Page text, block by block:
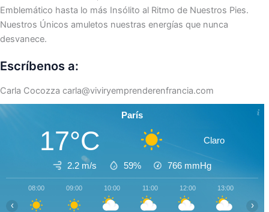
Emblemático hasta lo más Insólito al Ritmo de Nuestros Pies.
Nuestros Únicos amuletos nuestras energías que nunca
desvanece.
Escríbenos a:
Carla Cocozza carla@viviryemprenderenfrancia.com
París
17°C Claro
2.2 m/s 59% 766 mmHg
08:00 09:00 10:00 11:00 12:00 13:00
‹ ›